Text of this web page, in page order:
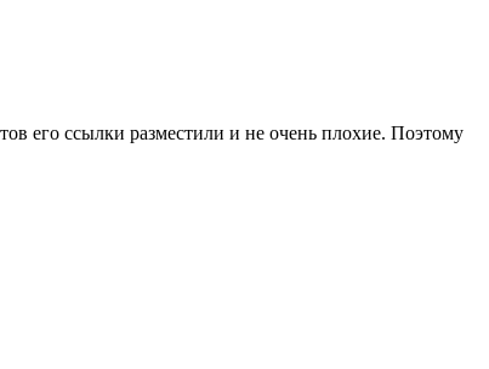
его ссылки разместили и не очень плохие. Поэтому